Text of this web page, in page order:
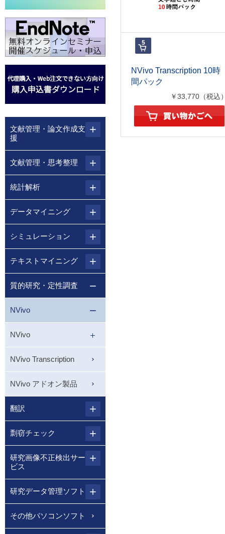
NVivo Transcription 10時
間パック
￥33,770（税込
文献管理・論文作成支
援
文献管理・思考整理
統計解析
データマイニング
シミュレーション
テキストマイニング
質的研究・定性調査
NVivo
NVivo
NVivo Transcription
NVivo アドオン製品
翻訳
剽窃チェック
研究画像不正検出サー
ビス
研究データ管理ソフト
その他パソコンソフト